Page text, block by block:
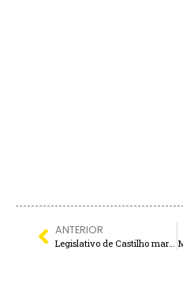
ANTERIOR
Legislativo de Castilho marca presença no maior evento municipalista da América Latina